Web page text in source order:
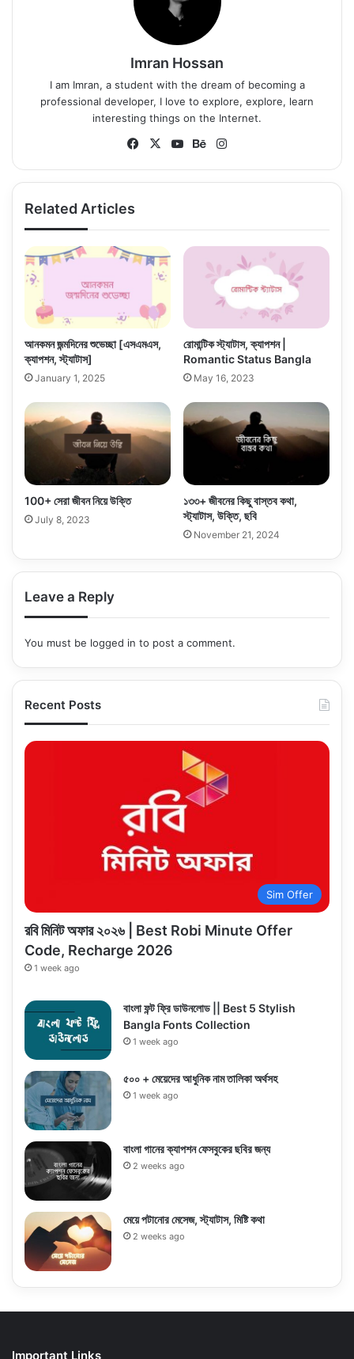
Imran Hossan
I am Imran, a student with the dream of becoming a
professional developer, I love to explore, explore, learn
interesting things on the Internet.
Fa
bo
X
Yo
ub
Be
nc
ra
Related Articles
আনকমন জন্মদিনের শুভেচ্ছা [এসএমএস,
ক্যাপশন, স্ট্যাটাস]
January 1, 2025
রোমান্টিক স্ট্যাটাস, ক্যাপশন |
Romantic Status Bangla
May 16, 2023
100+ সেরা জীবন নিয়ে উক্তি
July 8, 2023
১৩৩+ জীবনের কিছু বাস্তব কথা,
স্ট্যাটাস, উক্তি, ছবি
November 21, 2024
Leave a Reply
You must be logged in to post a comment.
Recent Posts
Sim Offer
রবি মিনিট অফার ২০২৬ | Best Robi Minute Offer
Code, Recharge 2026
1 week ago
বাংলা ফন্ট ফ্রি ডাউনলোড || Best 5 Stylish
Bangla Fonts Collection
1 week ago
৫০০ + মেয়েদের আধুনিক নাম তালিকা অর্থসহ
1 week ago
বাংলা গানের ক্যাপশন ফেসবুকের ছবির জন্য
2 weeks ago
মেয়ে পটানোর মেসেজ, স্ট্যাটাস, মিষ্টি কথা
2 weeks ago
Important Links